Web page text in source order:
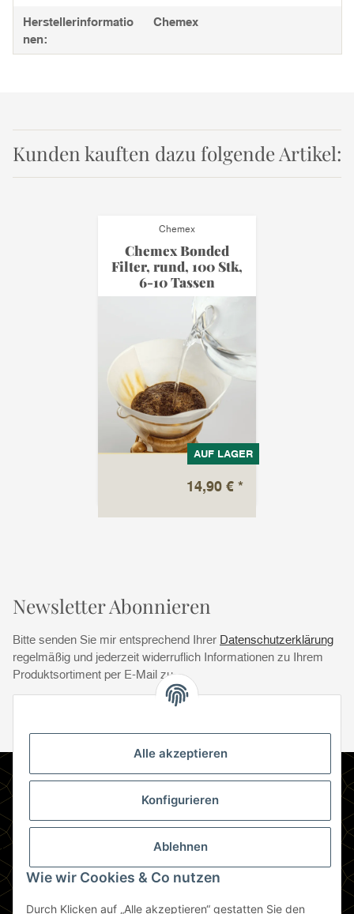
Alle akzeptieren
Konfigurieren
Ablehnen
Wie wir Cookies & Co nutzen
Durch Klicken auf „Alle akzeptieren“ gestatten Sie den
Herstellerinformatio
nen:
Chemex
Kunden kauften dazu folgende Artikel:
Chemex
Chemex Bonded
Filter, rund, 100 Stk,
6-10 Tassen
AUF LAGER
14,90 € *
Newsletter Abonnieren
Bitte senden Sie mir entsprechend Ihrer Datenschutzerklärung
regelmäßig und jederzeit widerruflich Informationen zu Ihrem
Produktsortiment per E-Mail zu.
Newsletter Abonnieren
Informationen
Gesetzliche Informationen
Zahlungsmethoden